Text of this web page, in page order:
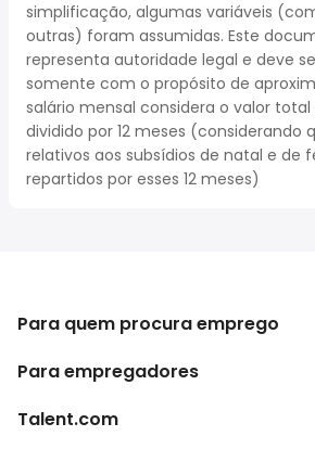
simplificação, algumas variáveis
outras) foram assumidas. Este
representa autoridade legal e deve
somente com o propósito de
salário mensal considera o valor total
dividido por 12 meses (considerando
relativos aos subsídios de natal e de
repartidos por esses 12 meses)
Para quem procura emprego
Procurar empregos
Para empregadores
Empreendimento
Talent.com